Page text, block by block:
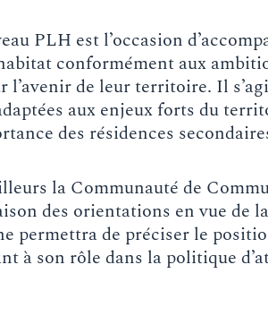
PLH est l’occasion
conformément aux
de leur territoire. Il
aux enjeux forts du
des résidences
la Communauté de
des orientations en vue de
permettra de préciser le
à son rôle dans la politique